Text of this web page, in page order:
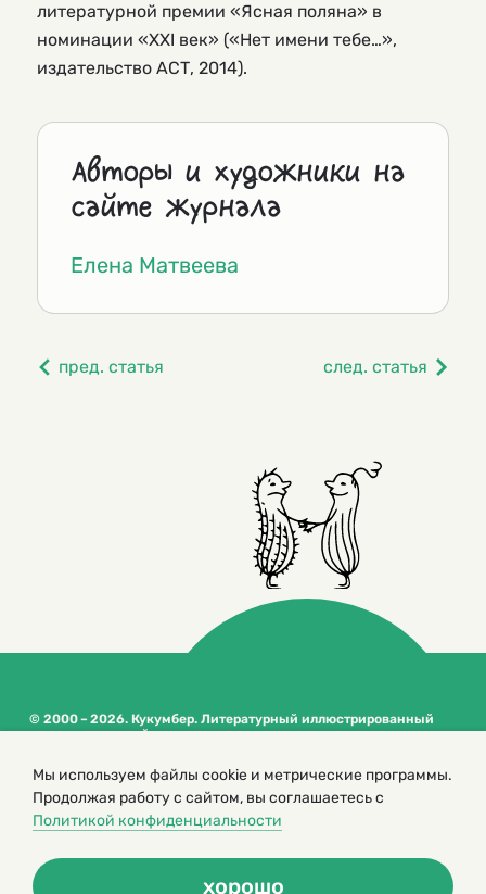
литературной премии «Ясная поляна» в
номинации «XXI век» («Нет имени тебе…»,
издательство АСТ, 2014).
Авторы и художники на
сайте журнала
Елена Матвеева
пред. статья след. статья
© 2000 – 2026. Кукумбер. Литературный иллюстрированный
журнал для детей
сайта
Политика конфиденциальности
Мы используем файлы cookie и метрические программы.
Продолжая работу с сайтом, вы соглашаетесь с
Политикой конфиденциальности
хорошо